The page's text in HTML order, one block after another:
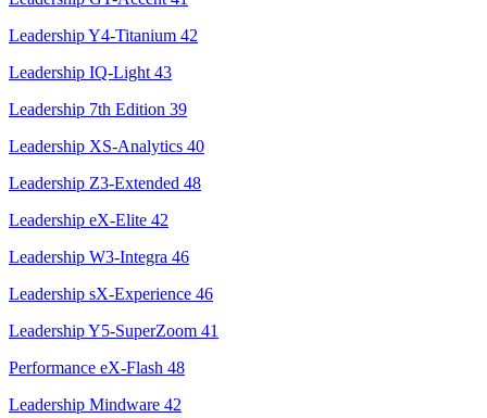
Leadership Y4-Titanium 42
Leadership IQ-Light 43
Leadership 7th Edition 39
Leadership XS-Analytics 40
Leadership Z3-Extended 48
Leadership eX-Elite 42
Leadership W3-Integra 46
Leadership sX-Experience 46
Leadership Y5-SuperZoom 41
Performance eX-Flash 48
Leadership Mindware 42